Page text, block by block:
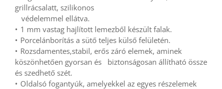
grillrácsalatt, szilikonos
       védelemmel ellátva.
1 mm vastag hajlított lemezből készült falak.
Porcelánborítás a sütő teljes külső felületén.
Rozsdamentes,stabil, erős záró elemek, aminek
köszönhetően gyorsan és   biztonságosan állítható össze
és szedhető szét.
Oldalsó fogantyúk, amelyekkel az egyes részelemek